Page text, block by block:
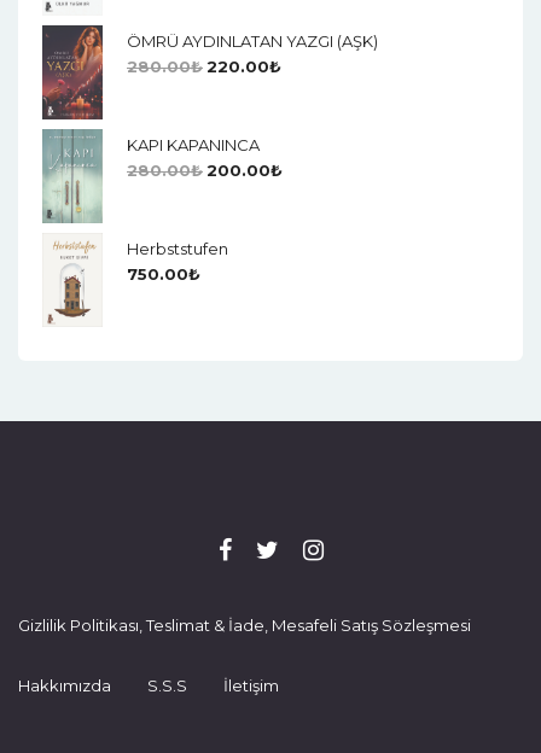
ÖMRÜ AYDINLATAN YAZGI (AŞK)
280.00₺220.00₺
KAPI KAPANINCA
280.00₺200.00₺
Herbststufen
750.00₺
Gizlilik Politikası, Teslimat & İade, Mesafeli Satış Sözleşmesi
Hakkımızda S.S.S İletişim